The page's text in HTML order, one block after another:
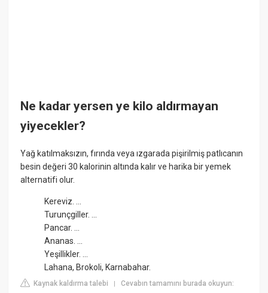
Ne kadar yersen ye kilo aldırmayan
yiyecekler?
Yağ katılmaksızın, fırında veya ızgarada pişirilmiş patlıcanın
besin değeri 30 kalorinin altında kalır ve harika bir yemek
alternatifi olur.
Kereviz. ...
Turunçgiller. ...
Pancar. ...
Ananas. ...
Yeşillikler. ...
Lahana, Brokoli, Karnabahar.
Kaynak kaldırma talebi |Cevabın tamamını burada okuyun: